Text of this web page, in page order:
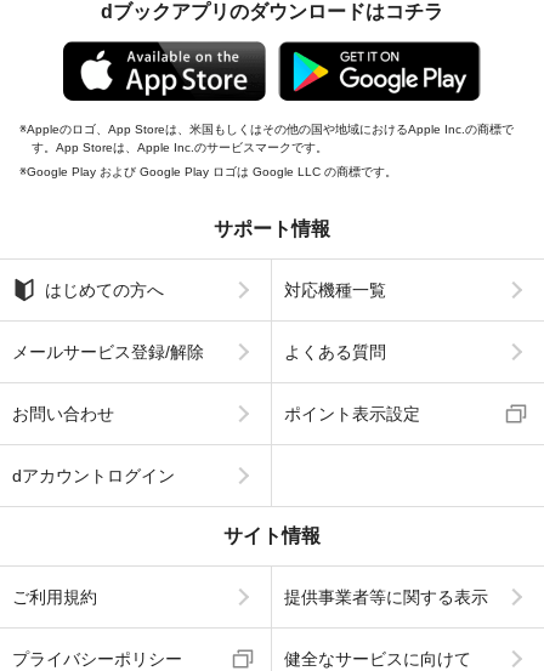
dブックアプリのダウンロードはコチラ
Appleのロゴ、App Storeは、米国もしくはその他の国や地域におけるApple Inc.の商標で
す。App Storeは、Apple Inc.のサービスマークです。
Google Play および Google Play ロゴは Google LLC の商標です。
サポート情報
はじめての方へ 対応機種一覧
メールサービス登録/解除 よくある質問
お問い合わせ ポイント表示設定
dアカウントログイン
サイト情報
ご利用規約 提供事業者等に関する表示
プライバシーポリシー 健全なサービスに向けて